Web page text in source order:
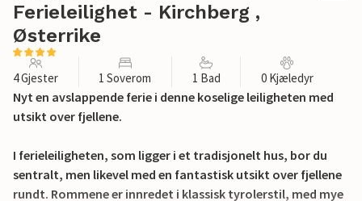
Ferieleilighet - Kirchberg ,
Østerrike
4 Gjester 1 Soverom 1 Bad 0 Kjæledyr
Nyt en avslappende ferie i denne koselige leiligheten med
utsikt over fjellene.
I ferieleiligheten, som ligger i et tradisjonelt hus, bor du
sentralt, men likevel med en fantastisk utsikt over fjellene
rundt. Rommene er innredet i klassisk tyrolerstil, med mye